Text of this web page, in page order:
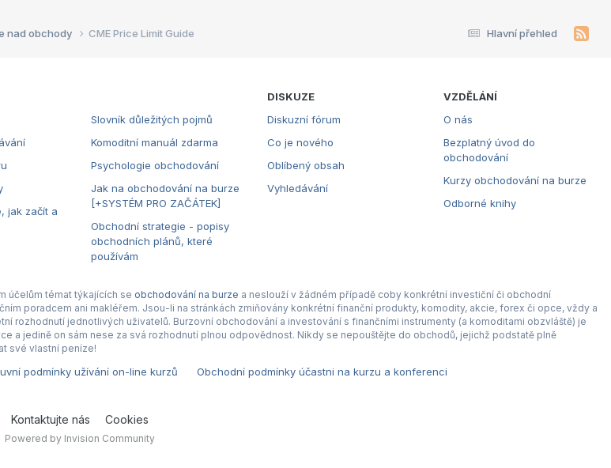
Hlavní přehled
nad obchody CME Price Limit Guide
jak začít a
Slovník důležitých pojmů
Komoditní manuál zdarma
Psychologie obchodování
Jak na obchodování na burze
[+SYSTÉM PRO ZAČÁTEK]
Obchodní strategie - popisy
obchodních plánů, které
používám
DISKUZE
Diskuzní fórum
Co je nového
Oblíbený obsah
Vyhledávání
VZDĚLÁNÍ
O nás
Bezplatný úvod do
obchodování
Kurzy obchodování na burze
Odborné knihy
účelům témat týkajících se obchodování na burze a neslouží v žádném případě coby konkrétní investiční či obchodní
poradcem ani makléřem. Jsou-li na stránkách zmiňovány konkrétní finanční produkty, komodity, akcie, forex či opce, vždy a
rozhodnutí jednotlivých uživatelů. Burzovní obchodování a investování s finančními instrumenty (a komoditami obzvláště) je
jedině on sám nese za svá rozhodnutí plnou odpovědnost. Nikdy se nepouštějte do obchodů, jejichž podstatě plně
své vlastní peníze!
podmínky užívání on-line kurzů Obchodní podmínky účastni na kurzu a konferenci
Kontaktujte nás Cookies
Powered by Invision Community